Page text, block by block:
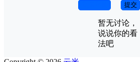
提交
暂无讨论，
说说你的看
法吧